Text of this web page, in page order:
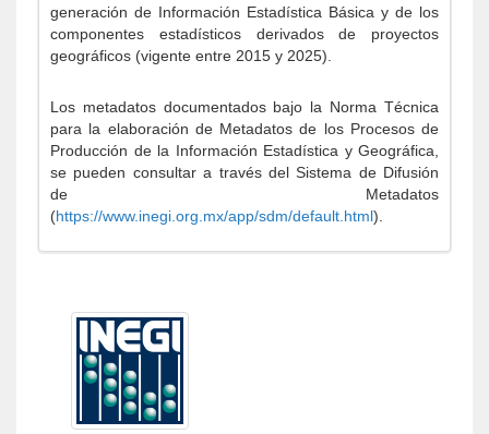
generación de Información Estadística Básica y de los
componentes estadísticos derivados de proyectos
geográficos (vigente entre 2015 y 2025).
Los metadatos documentados bajo la Norma Técnica
para la elaboración de Metadatos de los Procesos de
Producción de la Información Estadística y Geográfica,
se pueden consultar a través del Sistema de Difusión
de Metadatos
(https://www.inegi.org.mx/app/sdm/default.html).